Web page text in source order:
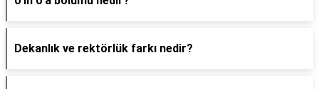
Dekanlık ve rektörlük farkı nedir?